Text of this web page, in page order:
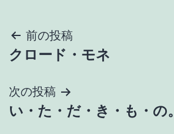
投
稿
ナ
ビ
前の投稿
クロード・モネ
次の投稿
い・た・だ・き・も・の。